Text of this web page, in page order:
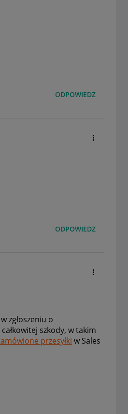
ODPOWIEDZ
ODPOWIEDZ
zgłoszeniu o
szkody, w takim
przesyłki w Sales